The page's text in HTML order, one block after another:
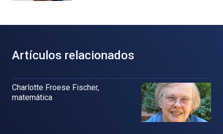
Artículos relacionados
Charlotte Froese Fischer,
matemática